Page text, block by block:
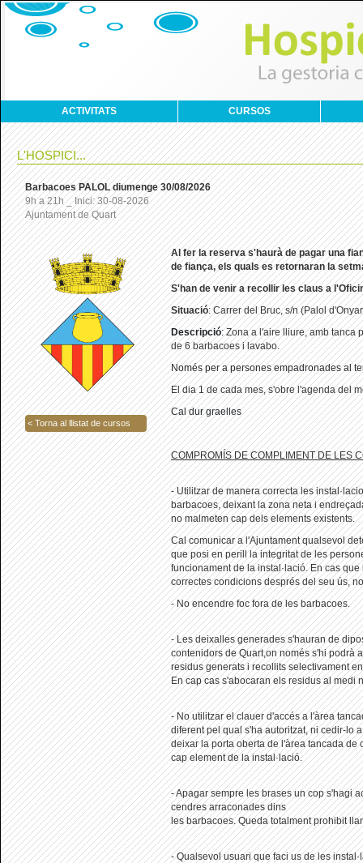
ACTIVITATS CURSOS
L'HOSPICI...
Barbacoes PALOL diumenge 30/08/2026
9h a 21h _ Inici: 30-08-2026
Ajuntament de Quart
< Torna al llistat de cursos
Al fer la reserva s'haurà de pagar una
de fiança, els quals es retornaran la
S'han de venir a recollir les claus a
Situació: Carrer del Bruc, s/n (Palol
Descripció:Zona a l'aire lliure, amb tanca
de 6 barbacoes i lavabo.
Només per a persones empadronades al
El dia 1 de cada mes, s'obre l'agenda del
Cal dur graelles
COMPROMÍS DE COMPLIMENT DE LES
- Utilitzar de manera correcta les
barbacoes, deixant la zona neta i
no malmeten cap dels elements existents.
Cal comunicar a l'Ajuntament qualsevol
que posi en perill la integritat de les
funcionament de la instal·lació. En cas
correctes condicions després del seu ús,
- No encendre foc fora de les barbacoes.
- Les deixalles generades s'hauran de
contenidors de Quart,on només s'hi podrà
residus generats i recollits selectivament
En cap cas s'abocaran els residus al medi
- No utilitzar el clauer d'accés a l'àrea
diferent pel qual s'ha autoritzat, ni cedir-lo
deixar la porta oberta de l'àrea tancada de
cap element de la instal·lació.
- Apagar sempre les brases un cop s'hagi
cendres arraconades dins
les barbacoes. Queda totalment prohibit
- Qualsevol usuari que faci us de les